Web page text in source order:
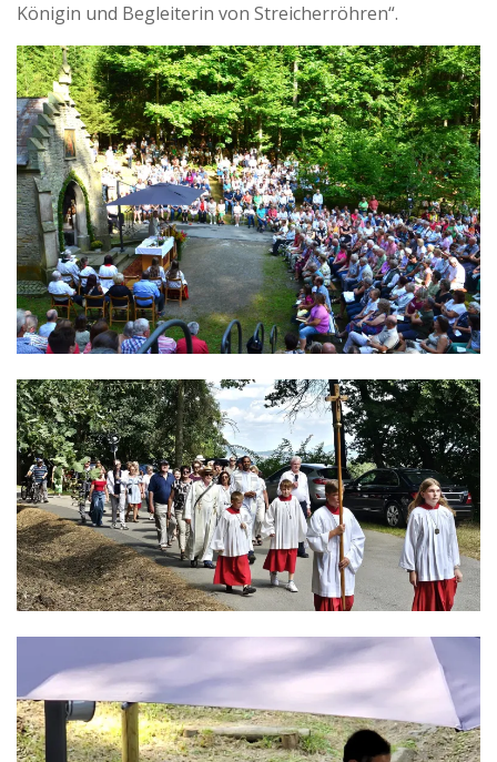
Königin und Begleiterin von Streicherröhren“.